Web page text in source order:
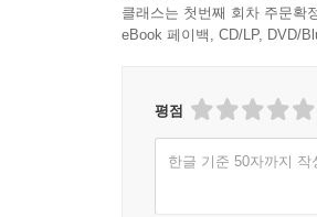
클래스는 첫번째 회차 주문확
eBook 페이백, CD/LP, DVD/
평점
한글 기준 50자까지 작